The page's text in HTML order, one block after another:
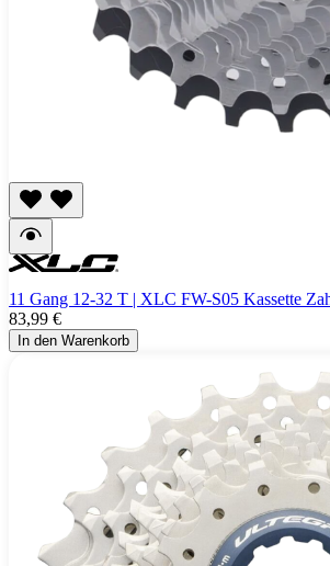
11 Gang 12-32 T | XLC FW-S05 Kassette
83,99 €
In den Warenkorb